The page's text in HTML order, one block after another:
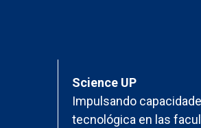
Science UP
Impulsando
tecnológica en las